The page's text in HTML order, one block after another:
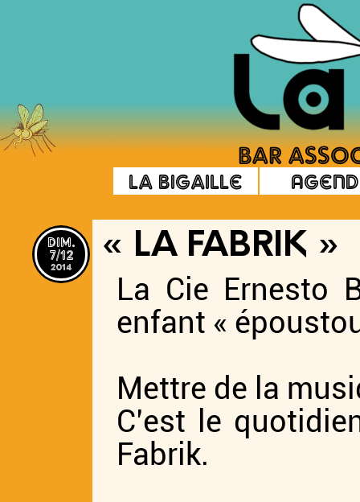
La Bigaille
dim.
7/12
2014
« LA FABRIK »
La Cie Ernesto
enfant «
Mettre de la
C’est le
Fabrik.